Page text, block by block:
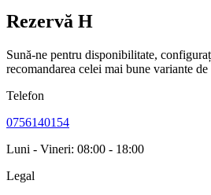
Rezervă H
Sună-ne pentru disponibilitate,
recomandarea celei mai bune variante de
Telefon
0756140154
Luni - Vineri: 08:00 - 18:00
Legal